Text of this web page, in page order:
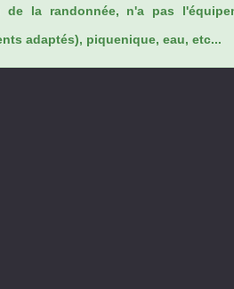
de la randonnée, n'a pas
adaptés), piquenique, eau, etc...